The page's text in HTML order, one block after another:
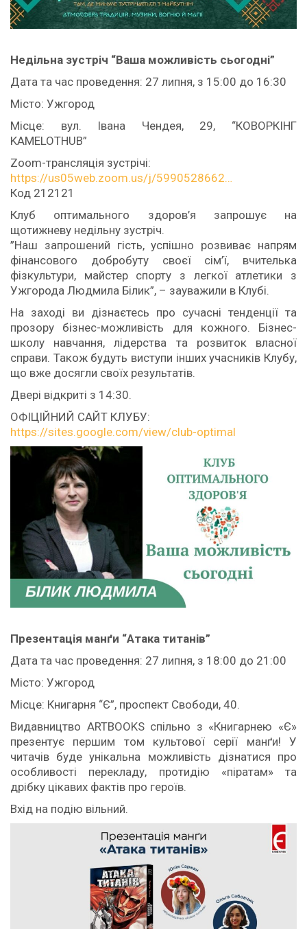
Недільна зустріч “Ваша можливість сьогодні”
Дата та час проведення: 27 липня, з 15:00 до 16:30
Місто: Ужгород
Місце: вул. Івана Чендея, 29, “КОВОРКІНГ
KAMELOTHUB”
Zoom-трансляція зустрічі:
https://us05web.zoom.us/j/5990528662…
Код 212121
Клуб оптимального здоров’я запрошує на
щотижневу недільну зустріч.
”Наш запрошений гість, успішно розвиває напрям
фінансового добробуту своєї сім’ї, вчителька
фізкультури, майстер спорту з легкої атлетики з
Ужгорода Людмила Білик”, – зауважили в Клубі.
На заході ви дізнаєтесь про сучасні тенденції та
прозору бізнес-можливість для кожного. Бізнес-
школу навчання, лідерства та розвиток власної
справи. Також будуть виступи інших учасників Клубу,
що вже досягли своїх результатів.
Двері відкриті з 14:30.
ОФІЦІЙНИЙ САЙТ КЛУБУ:
https://sites.google.com/view/club-optimal
Презентація манґи “Атака титанів”
Дата та час проведення: 27 липня, з 18:00 до 21:00
Місто: Ужгород
Місце: Книгарня “Є”, проспект Свободи, 40.
Видавництво ARTBOOKS спільно з «Книгарнею «Є»
презентує першим том культової серії манґи! У
читачів буде унікальна можливість дізнатися про
особливості перекладу, протидію «піратам» та
дрібку цікавих фактів про героїв.
Вхід на подію вільний.